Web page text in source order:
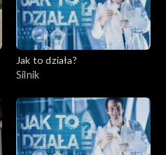
Jak to działa?
Silnik